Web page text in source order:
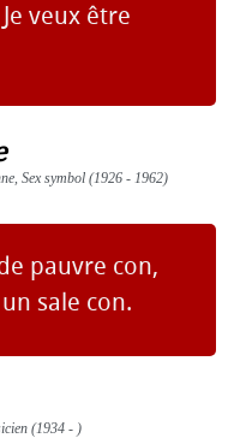
veux être
Sex symbol (1926 - 1962)
pauvre con,
sale con.
(1934 - )